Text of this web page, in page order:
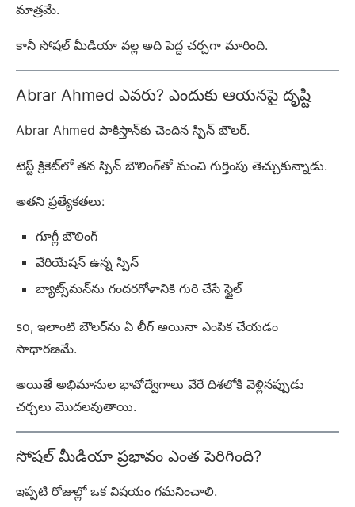
మాత్రమే.
కానీ సోషల్ మీడియా వల్ల అది పెద్ద చర్చగా మారింది.
Abrar Ahmed ఎవరు? ఎందుకు ఆయనపై దృష్టి
Abrar Ahmed పాకిస్తాన్‌కు చెందిన స్పిన్ బౌలర్.
టెస్ట్ క్రికెట్‌లో తన స్పిన్ బౌలింగ్‌తో మంచి గుర్తింపు తెచ్చుకున్నాడు.
అతని ప్రత్యేకతలు:
గూగ్లీ బౌలింగ్
వేరియేషన్ ఉన్న స్పిన్
బ్యాట్స్‌మన్‌ను గందరగోళానికి గురి చేసే స్టైల్
so, ఇలాంటి బౌలర్‌ను ఏ లీగ్ అయినా ఎంపిక చేయడం
సాధారణమే.
అయితే అభిమానుల భావోద్వేగాలు వేరే దిశలోకి వెళ్లినప్పుడు
చర్చలు మొదలవుతాయి.
సోషల్ మీడియా ప్రభావం ఎంత పెరిగింది?
ఇప్పటి రోజుల్లో ఒక విషయం గమనించాలి.